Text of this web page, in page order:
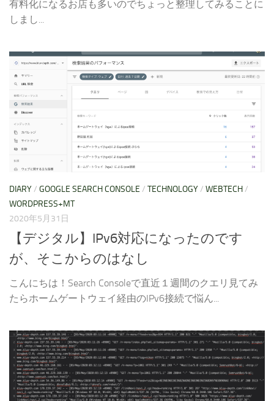
有料化になるお店も多いのでちょっと整理してみることに
しまし...
DIARY/ GOOGLE SEARCH CONSOLE / TECHNOLOGY/ WEBTECH/
WORDPRESS+MT
2020年5月31日
【デジタル】IPv6対応になったのです
が、そこからのはなし
こんにちは！Search Consoleで直近１週間のクエリ見てみ
たらホームゲートウェイ経由のIPv6接続で悩ん...